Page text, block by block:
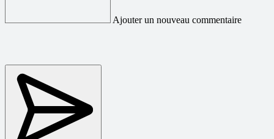
Ajouter un nouveau commentaire